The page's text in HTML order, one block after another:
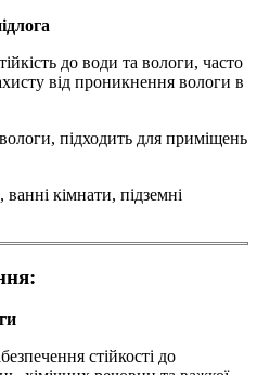
до води та вологи, часто
від проникнення вологи в
підходить для приміщень
ванні кімнати, підземні
стійкості до